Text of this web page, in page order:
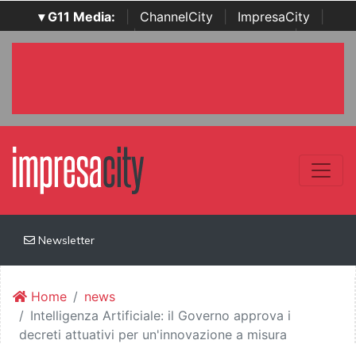
▾ G11 Media: ChannelCity ImpresaCity
SecurityOpenLab | Italian Channel Awards | Italian
Newsletter
Home
news
Intelligenza Artificiale: il Governo approva i
decreti attuativi per un'innovazione a misura